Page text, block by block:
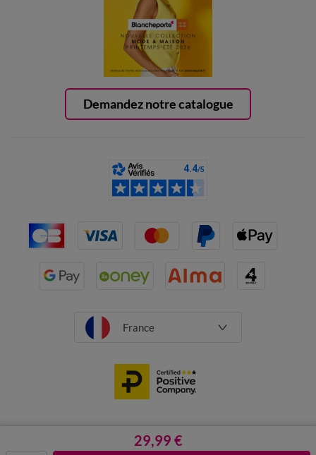
29,99 €
Demandez notre catalogue
France
Données personnelles